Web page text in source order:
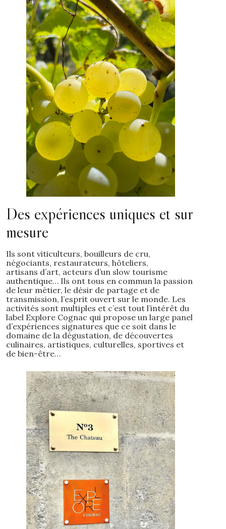
Des expériences uniques et sur
mesure
Ils sont viticulteurs, bouilleurs de cru,
négociants, restaurateurs, hôteliers,
artisans d’art, acteurs d’un slow tourisme
authentique… Ils ont tous en commun la passion
de leur métier, le désir de partage et de
transmission, l’esprit ouvert sur le monde. Les
activités sont multiples et c’est tout l’intérêt du
label Explore Cognac qui propose un large panel
d’expériences signatures que ce soit dans le
domaine de la dégustation, de découvertes
culinaires, artistiques, culturelles, sportives et
de bien-être…